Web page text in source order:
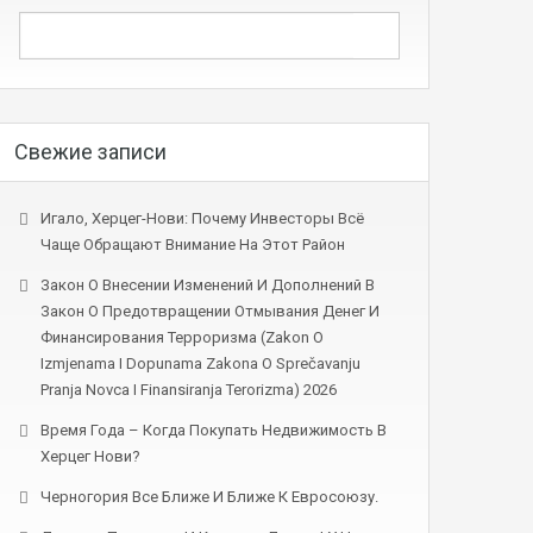
Свежие записи
Игало, Херцег-Нови: Почему Инвесторы Всё
Чаще Обращают Внимание На Этот Район
Закон О Внесении Изменений И Дополнений В
Закон О Предотвращении Отмывания Денег И
Финансирования Терроризма (Zakon O
Izmjenama I Dopunama Zakona O Sprečavanju
Pranja Novca I Finansiranja Terorizma) 2026
Время Года – Когда Покупать Недвижимость В
Херцег Нови?
Черногория Все Ближе И Ближе К Евросоюзу.